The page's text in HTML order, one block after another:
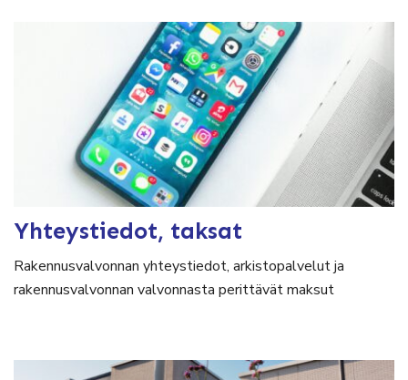
Yhteystiedot, taksat
Rakennusvalvonnan yhteystiedot, arkistopalvelut ja
rakennusvalvonnan valvonnasta perittävät maksut